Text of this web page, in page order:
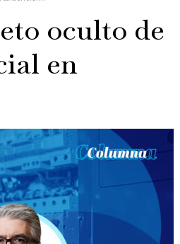
oculto de
en